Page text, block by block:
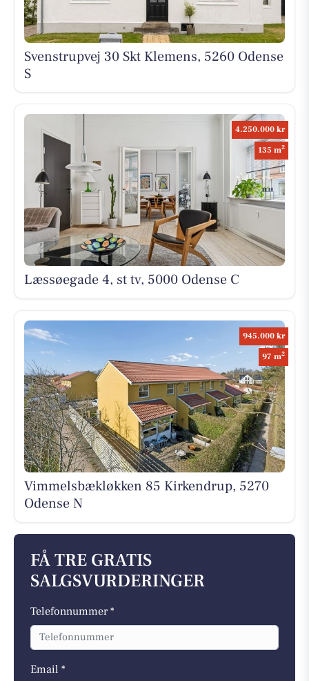
Svenstrupvej 30 Skt Klemens, 5260 Odense
S
4.250.000 kr
135 m2
Læssøegade 4, st tv, 5000 Odense C
945.000 kr
97 m2
Vimmelsbækløkken 85 Kirkendrup, 5270
Odense N
FÅ TRE GRATIS
SALGSVURDERINGER
Telefonnummer *
Email *